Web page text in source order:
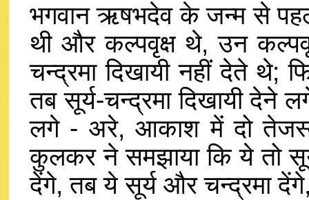
भगवान ऋषभदेव के जन्म से
थी और कल्पवृक्ष थे, उन
चन्द्रमा दिखायी नहीं देते थे;
तब सूर्य-चन्द्रमा दिखायी
लगे - अरे, आकाश में दो
कुलकर ने समझाया कि ये तो
देंगे, तब ये सूर्य और चन्द्रमा